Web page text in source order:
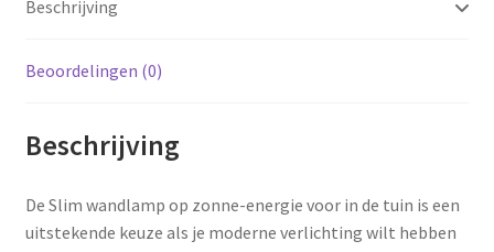
Beschrijving
Beoordelingen (0)
Beschrijving
De Slim wandlamp op zonne-energie voor in de tuin is een
uitstekende keuze als je moderne verlichting wilt hebben